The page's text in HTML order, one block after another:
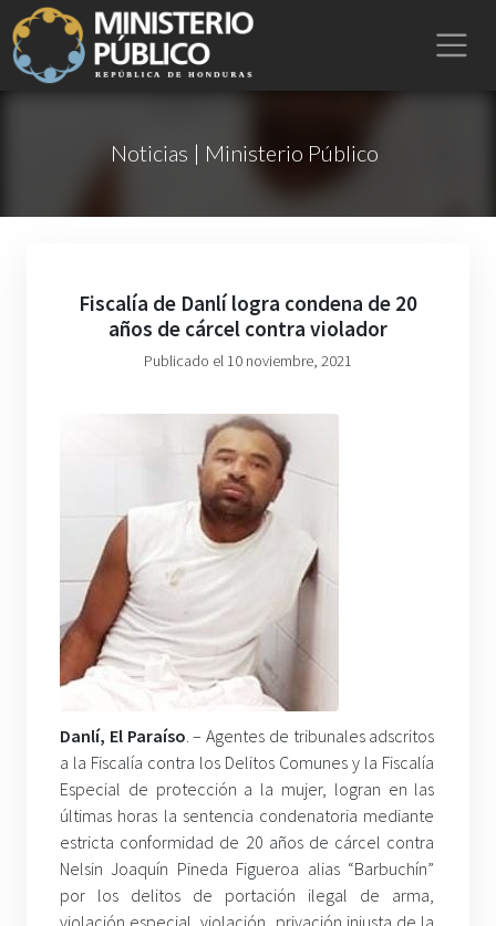
Noticias | Ministerio Público
Fiscalía de Danlí logra condena de 20
años de cárcel contra violador
Publicado el 10 noviembre, 2021
Danlí, El Paraíso. – Agentes de tribunales adscritos
a la Fiscalía contra los Delitos Comunes y la Fiscalía
Especial de protección a la mujer, logran en las
últimas horas la sentencia condenatoria mediante
estricta conformidad de 20 años de cárcel contra
Nelsin Joaquín Pineda Figueroa alias “Barbuchín”
por los delitos de portación ilegal de arma,
violación especial, violación, privación injusta de la